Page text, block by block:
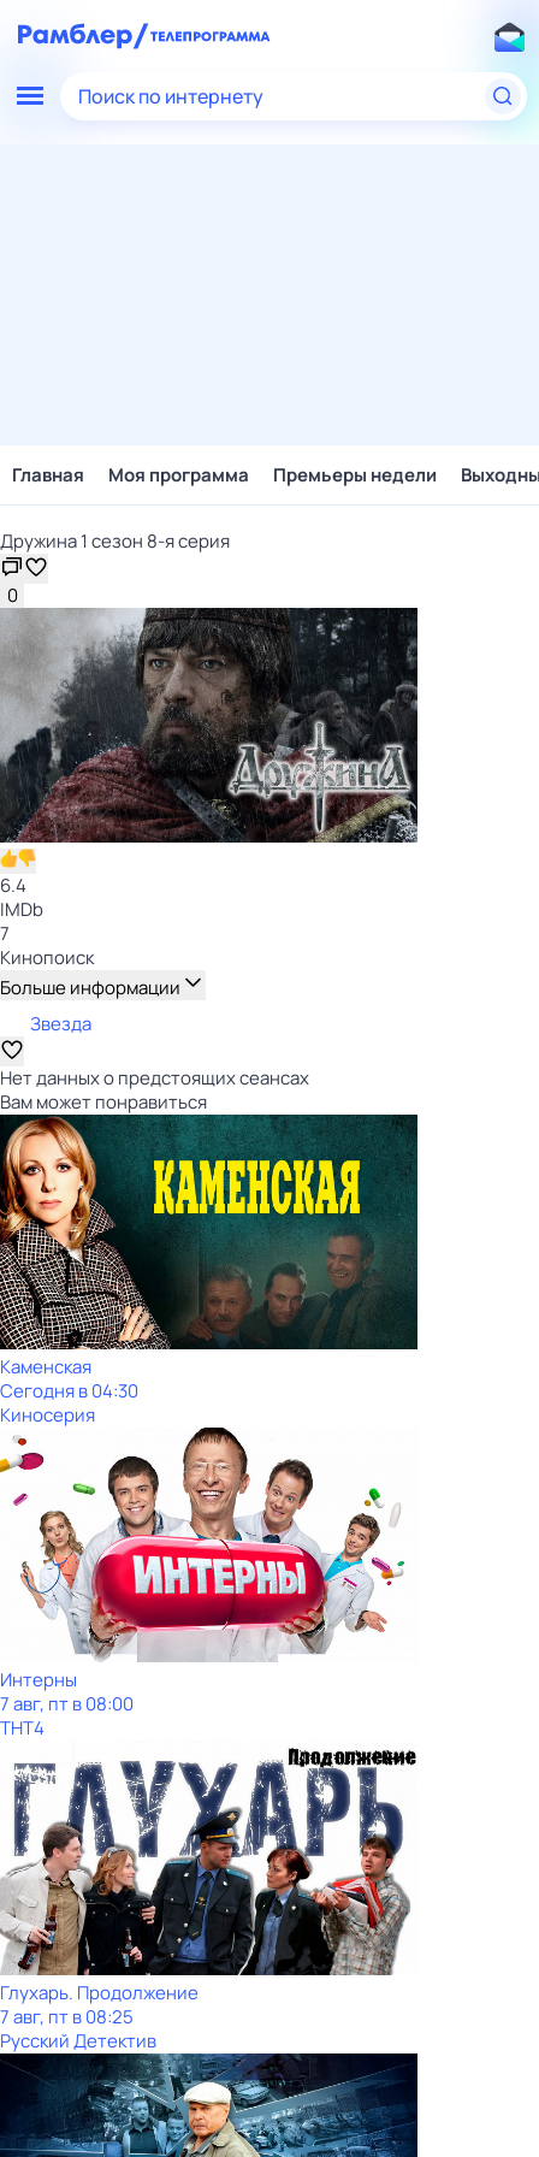
Поиск по интернету
Главная Моя программа Премьеры недели
Дружина 1 сезон 8-я серия
0
6.4
IMDb
7
Кинопоиск
Больше информации
Звезда
Нет данных о предстоящих сеансах
Вам может понравиться
Каменская
Сегодня в 04:30
Киносерия
Интерны
7 авг, пт в 08:00
ТНТ4
Глухарь. Продолжение
7 авг, пт в 08:25
Русский Детектив